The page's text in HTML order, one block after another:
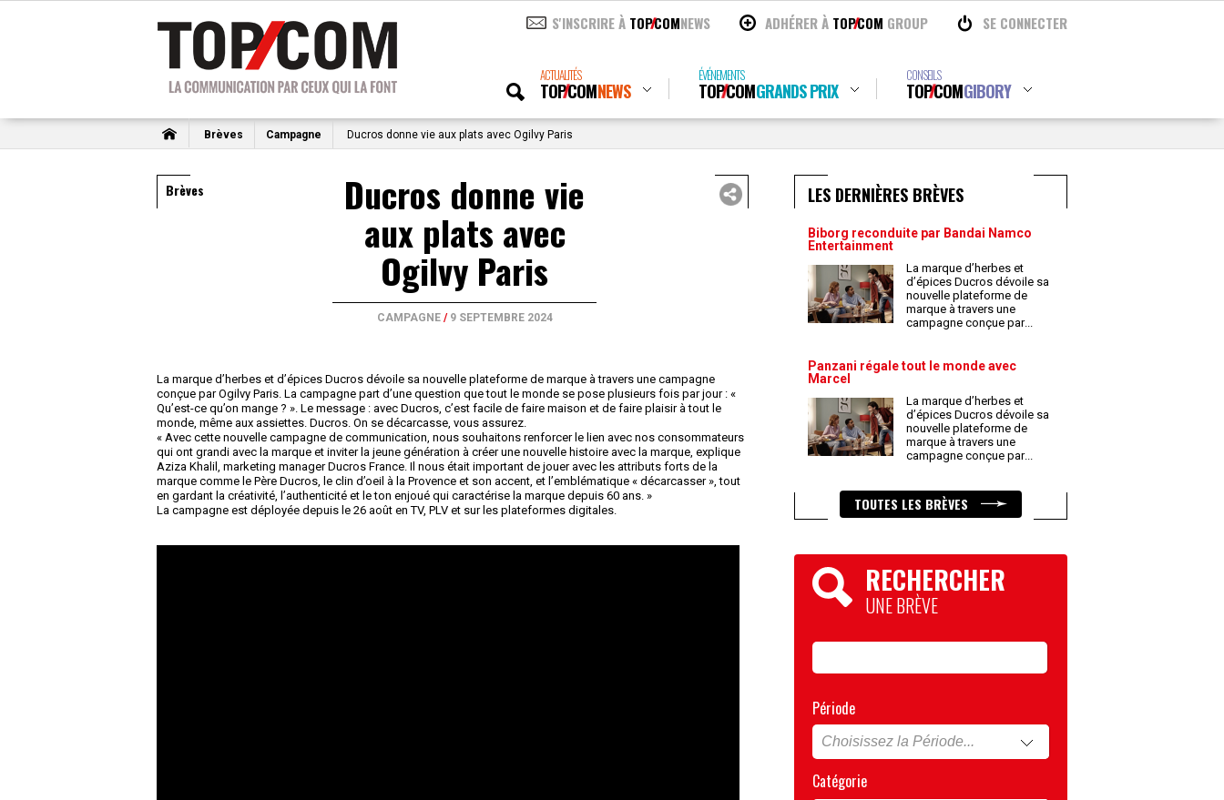
S'INSCRIRE À TOPCOMNEWS ADHÉRER À TOPCOM GROUP SE CONNECTER
ACTUALITÉS
TOPCOMNEWS
ÉVÉNEMENTS
TOPCOMGRANDS PRIX
CONSEILS
TOPCOMGIBORY
Brèves Campagne Ducros donne vie aux plats avec Ogilvy Paris
Brèves Ducros donne vie
aux plats avec
Ogilvy Paris
CAMPAGNE/ 9 SEPTEMBRE 2024
La marque d’herbes et d’épices Ducros dévoile sa nouvelle plateforme de marque à travers une campagne
conçue par Ogilvy Paris. La campagne part d’une question que tout le monde se pose plusieurs fois par jour : «
Qu’est-ce qu’on mange ? ». Le message : avec Ducros, c’est facile de faire maison et de faire plaisir à tout le
monde, même aux assiettes. Ducros. On se décarcasse, vous assurez.
« Avec cette nouvelle campagne de communication, nous souhaitons renforcer le lien avec nos consommateurs
qui ont grandi avec la marque et inviter la jeune génération à créer une nouvelle histoire avec la marque, explique
Aziza Khalil, marketing manager Ducros France. Il nous était important de jouer avec les attributs forts de la
marque comme le Père Ducros, le clin d’oeil à la Provence et son accent, et l’emblématique « décarcasser », tout
en gardant la créativité, l’authenticité et le ton enjoué qui caractérise la marque depuis 60 ans. »
La campagne est déployée depuis le 26 août en TV, PLV et sur les plateformes digitales.
LES DERNIÈRES BRÈVES
Biborg reconduite par Bandai Namco
Entertainment
La marque d’herbes et
d’épices Ducros dévoile sa
nouvelle plateforme de
marque à travers une
campagne conçue par...
Panzani régale tout le monde avec
Marcel
La marque d’herbes et
d’épices Ducros dévoile sa
nouvelle plateforme de
marque à travers une
campagne conçue par...
TOUTES LES BRÈVES
RECHERCHER
UNE BRÈVE
Période
Catégorie